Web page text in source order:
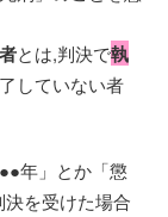
とは,判決で執
していない者
年」とか「懲
を受けた場合